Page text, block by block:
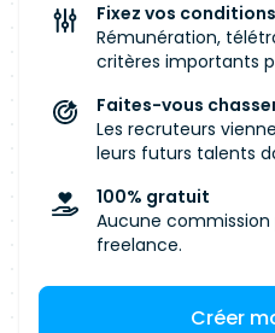
Fixez vos conditions
Rémunération,
critères importants
Faites-vous
Les recruteurs
leurs futurs talents
100% gratuit
Aucune
freelance.
Créer